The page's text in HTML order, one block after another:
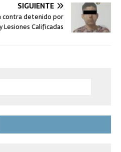
SIGUIENTE
contra detenido por
Lesiones Calificadas